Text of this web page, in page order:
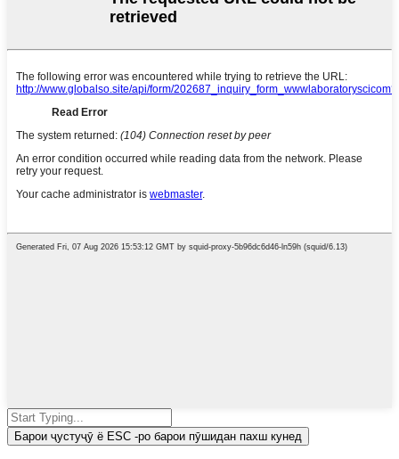
Барои ҷустуҷӯ ё ESC -ро барои пӯшидан пахш кунед